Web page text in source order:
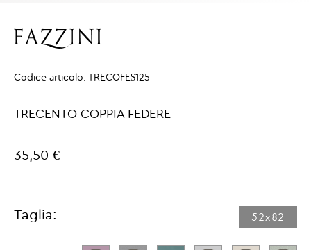
Codice articolo: TRECOFE$125
TRECENTO COPPIA FEDERE
35,50 €
Taglia: 52x82​